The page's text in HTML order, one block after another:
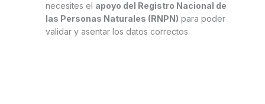
necesites el apoyo del Registro Nacional de
las Personas Naturales (RNPN) para poder
validar y asentar los datos correctos.